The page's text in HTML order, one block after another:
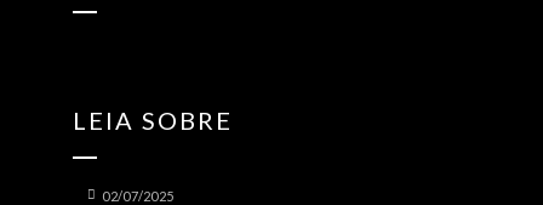
LEIA SOBRE
02/07/2025